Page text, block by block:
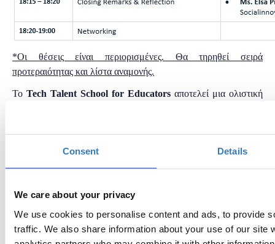
Consent Details
We care about your privacy
We use cookies to personalise content and ads, to provide
traffic. We also share information about your use of our site
*Οι θέσεις είναι περιορισμένες. Θα τηρηθεί σειρά
προτεραιότητας και λίστα αναμονής.
Το Tech Talent School for Educators αποτελεί μια ολιστική
επαγγελματίες. Επιπροσθέτως, το πρόγραμμα εστιάζει και στην
ενίσχυση της ψυχικής ανθεκτικότητας των εκπαιδευτικών,
καθώς ανήκουν σε ομάδα υψηλού κινδύνου για την εμφάνιση
σχεδιαστεί για να βελτιώσει τις εμπειρίες διδασκαλίας και
μάθησης μέσω των εργαλείων που παρέχονται από τις
Ψηφιακές Τεχνολογίες και απευθύνεται αποκλειστικά σε
εκπαιδευτικούς πρωτοβάθμιας και δευτεροβάθμιας